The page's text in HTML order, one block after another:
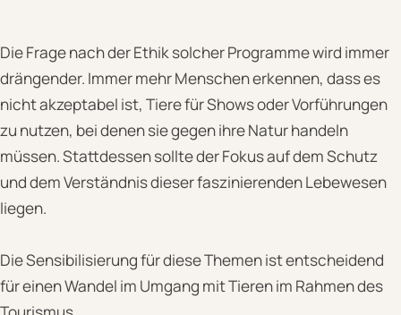
Die Frage nach der Ethik solcher Programme wird immer
drängender. Immer mehr Menschen erkennen, dass es
nicht akzeptabel ist, Tiere für Shows oder Vorführungen
zu nutzen, bei denen sie gegen ihre Natur handeln
müssen. Stattdessen sollte der Fokus auf dem Schutz
und dem Verständnis dieser faszinierenden Lebewesen
liegen.
Die Sensibilisierung für diese Themen ist entscheidend
für einen Wandel im Umgang mit Tieren im Rahmen des